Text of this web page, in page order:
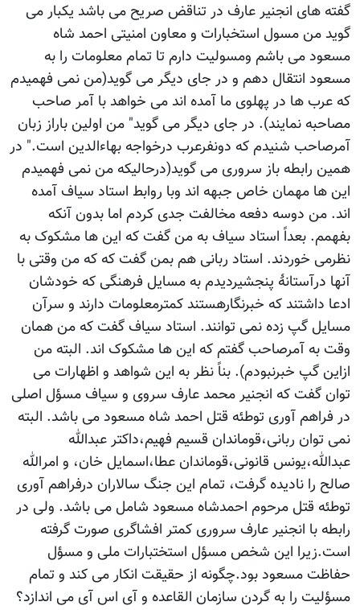
گفته های انجنیر عارف در تناقض صریح می باشد یکبار می
گوید من مسول استخبارات و معاون امنیتی احمد شاه
مسعود می باشم ومسولیت دارم تا تمام معلومات را به
مسعود انتقال دهم و در جای دیگر می گوید(من نمی فهمیدم
که عرب ها در پهلوی ما آمده اند می خواهد با آمر صاحب
مصاحبه نمایند). در جای دیگر می گوید" من اولین باراز زبان
آمرصاحب شنیدم که دونفرعرب درخواجه بهاءالدین است." در
همین رابطه باز سروری می گوید(درحالیکه من نمی فهمیدم
این ها مهمان خاص جبهه اند وبا روابط استاد سیاف آمده
اند. من دوسه دفعه مخالفت جدی کردم اما بدون آنکه
بفهمم. بعداً استاد سیاف به من گفت که این ها مشکوک به
نظرمی خوردند. استاد ربانی هم بمن گفت که که من وقتی با
آنها درآستانۀ پنجشیردیدم به مسایل فرهنگی که خودشان
ادعا داشتند که خبرنگارهستند کمترمعلومات دارند و سرآن
مسایل گپ زده نمی توانند. استاد سیاف گفت که من همان
وقت به آمرصاحب گفتم که این ها مشکوک اند. البته من
ازاین گپ خبرنبودم). بناً نظر به این شواهد و اظهارات می
توان گفت که انجنیر محمد عارف سروی و سیاف مسؤل اصلی
در فراهم آوری توطئه قتل احمد شاه مسعود می باشد. البته
نمی توان ربانی،قوماندان قسیم فهیم،داکتر عبدالله
عبدالله،یونس قانونی،قوماندان عطا،اسمایل خان، و امرالله
صالح را نادیده گرفت، تمام این جنگ سالاران درفراهم آوری
توطئه قتل مرحوم احمدشاه مسعود شامل می باشد. ولی در
رابطه با انجنیر عارف سروری کمتر افشاگری صورت گرفته
است.زیرا این شخص مسؤل استختبارات ملی و مسؤل
حفاظت مسعود بود.چگونه از حقیقت انکار می کند و تمام
مسؤلیت را به گردن سازمان القاعده و آی اس آی می اندازد؟